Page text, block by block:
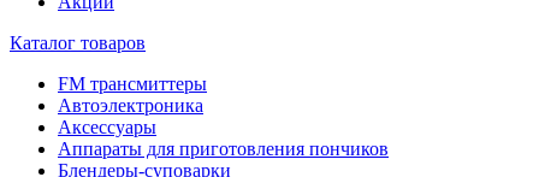
Каталог товаров
FM трансмиттеры
Автоэлектроника
Аксессуары
Аппараты для приготовления пончиков
Блендеры-суповарки